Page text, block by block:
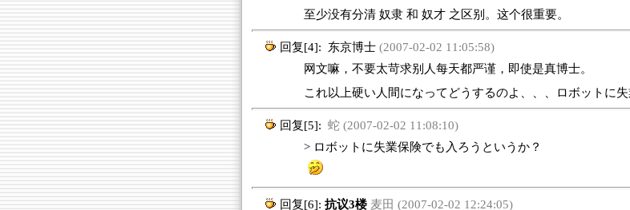
至少没有分清 奴隶 和 奴才 之区别。这个很重要。
回复[4]: 东京博士(2007-02-02 11:05:58)
网文嘛，不要太苛求别人每天都严谨，即使是真博士。
これ以上硬い人間になってどうするのよ、、、ロボットに
回复[5]: 蛇 (2007-02-02 11:08:10)
> ロボットに失業保険でも入ろうというか？
回复[6]: 抗议3楼 麦田 (2007-02-02 12:24:05)